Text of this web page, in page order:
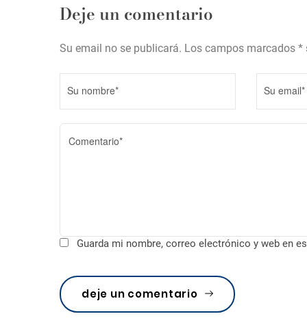
n
t
r
a
d
a
Deje un comentario
Su email no se publicará. Los campos marcados *
Guarda mi nombre, correo electrónico y web en
deje un comentario